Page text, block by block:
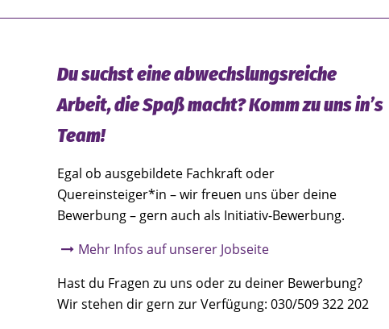
Du suchst eine abwechslungsreiche
Arbeit, die Spaß macht? Komm zu uns in’s
Team!
Egal ob ausgebildete Fachkraft oder
Quereinsteiger*in – wir freuen uns über deine
Bewerbung – gern auch als Initiativ-Bewerbung.
Mehr Infos auf unserer Jobseite
Hast du Fragen zu uns oder zu deiner Bewerbung?
Wir stehen dir gern zur Verfügung: 030/509 322 202